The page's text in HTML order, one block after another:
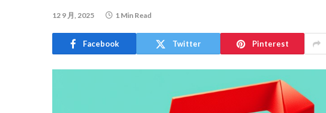
12 9 月, 2025 1 Min Read
Facebook Twitter Pinterest